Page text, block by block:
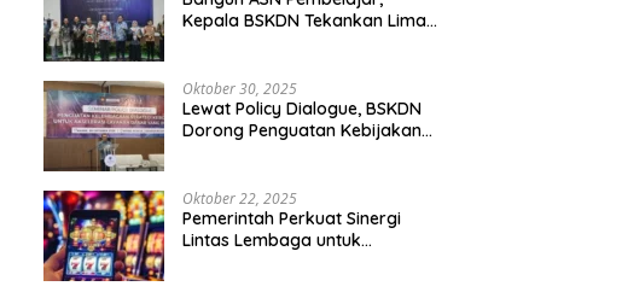
Kepala BSKDN Tekankan Lima
Oktober 30, 2025
Lewat Policy Dialogue, BSKDN
Dorong Penguatan Kebijakan
Oktober 22, 2025
Pemerintah Perkuat Sinergi
Lintas Lembaga untuk